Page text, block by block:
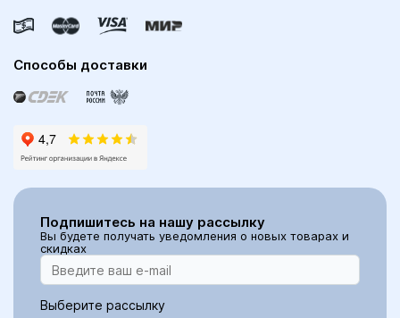
Способы доставки
Подпишитесь на нашу рассылку
Вы будете получать уведомления о новых товарах и
скидках
Выберите рассылку